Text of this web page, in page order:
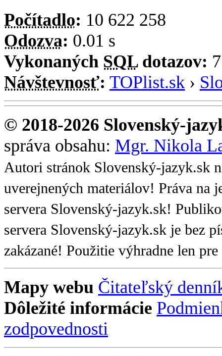
Počítadlo: 10 622 258
Odozva: 0.01 s
Vykonaných SQLdotazov: 7
Návštevnosť: TOPlist.sk ›
© 2018-2026 Slovenský-
správa obsahu: Mgr. Nikola
Autori stránok Slovenský-jazyk.sk
uverejnených materiálov! Práva na
servera Slovenský-jazyk.sk!
servera Slovenský-jazyk.sk je bez
zakázané! Použitie výhradne len
Mapy webu Čitateľský
Dôležité informácie
zodpovednosti